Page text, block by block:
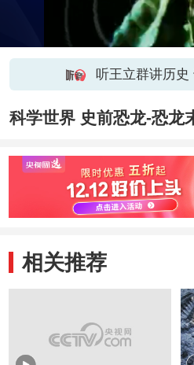
听王立群讲历史
科学世界 史前恐龙-恐龙
相关推荐